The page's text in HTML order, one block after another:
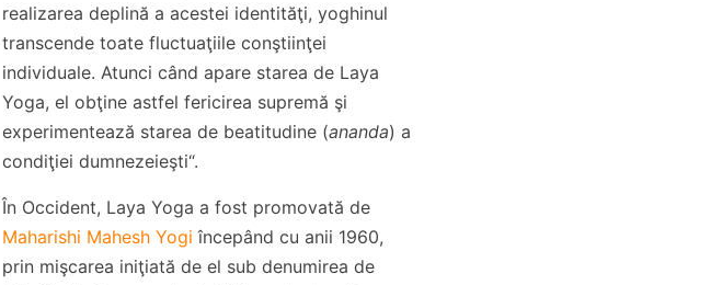
realizarea deplină a acestei identităţi, yoghinul
transcende toate fluctuaţiile conştiinţei
individuale. Atunci când apare starea de Laya
Yoga, el obţine astfel fericirea supremă şi
experimentează starea de beatitudine (ananda) a
condiţiei dumnezeieşti“.
În Occident, Laya Yoga a fost promovată de
Maharishi Mahesh Yogi începând cu anii 1960,
prin mişcarea iniţiată de el sub denumirea de